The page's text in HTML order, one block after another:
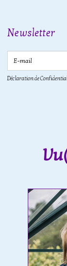
Newsletter
Déclaration de